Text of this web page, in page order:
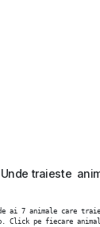
traieste
Click pe fiecare animal